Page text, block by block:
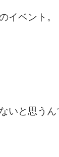
イベント。
いと思うん